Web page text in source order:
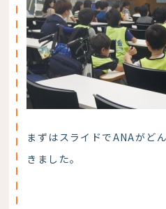
まずはスライドでANAがど
きました。